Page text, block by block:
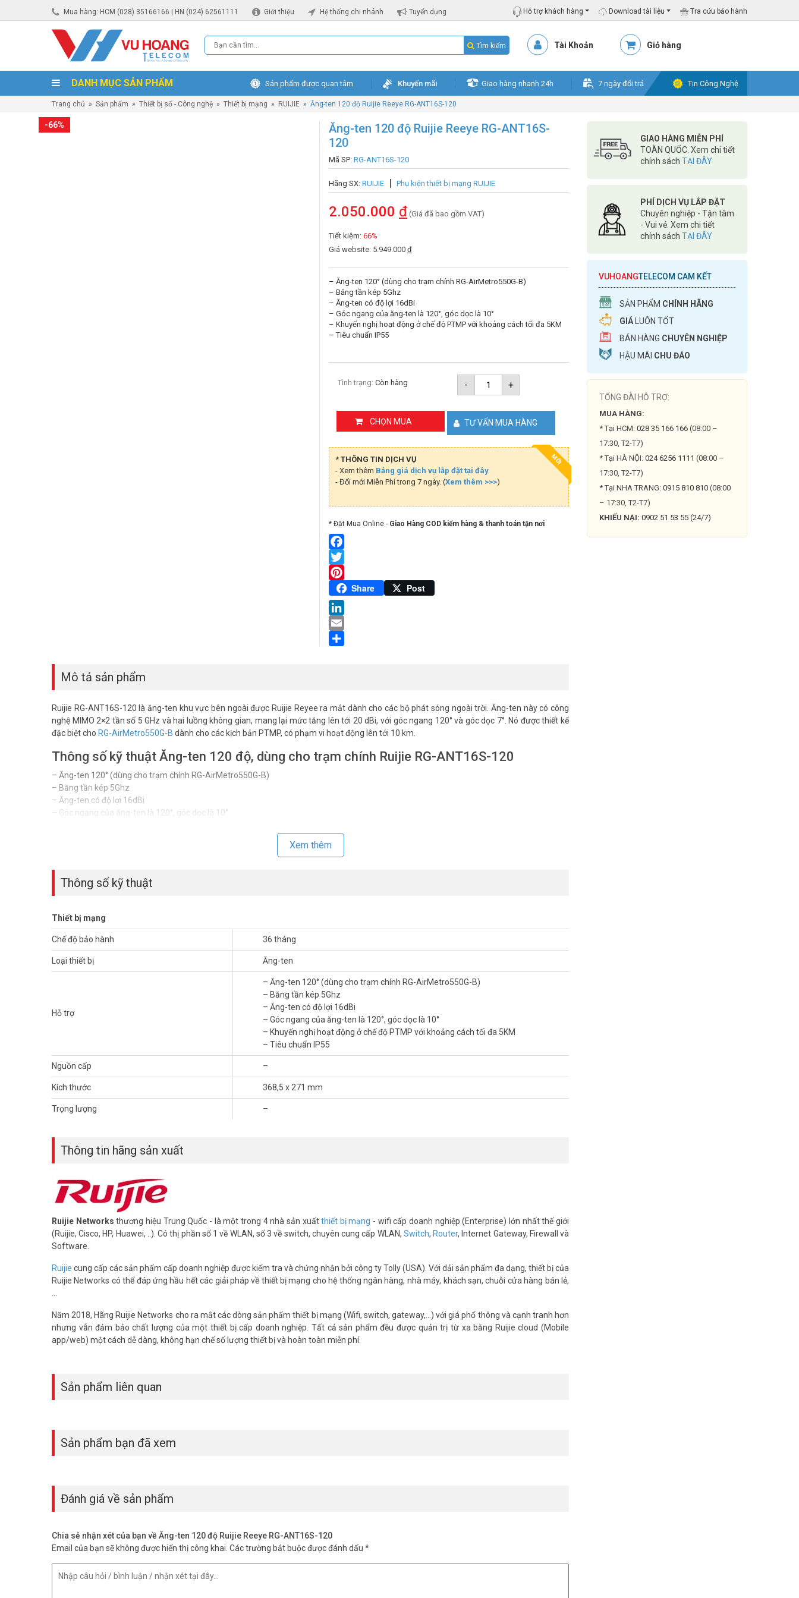
Mua hàng: HCM (028) 35166166 | HN (024) 62561111 Giới thiệu Hệ thống chi nhánh Tuyển dụng Hỗ trợ khách hàng Download tài liệu Tra cứu bảo hành
Tìm kiếm Tài Khoản Giỏ hàng
DANH MỤC SẢN PHẨM Sản phẩm được quan tâm Khuyến mãi Giao hàng nhanh 24h 7 ngày đổi trả Tin Công Nghệ
Trang chủ » Sản phẩm » Thiết bị số - Công nghệ » Thiết bị mạng » RUIJIE » Ăng-ten 120 độ Ruijie Reeye RG-ANT16S-120
-66%
Ăng-ten 120 độ Ruijie Reeye RG-ANT16S-
120
Mã SP: RG-ANT16S-120
Hãng SX: RUIJIE Phụ kiện thiết bị mạng RUIJIE
2.050.000 đ (Giá đã bao gồm VAT)
Tiết kiệm: 66%
Giá website: 5.949.000 đ
– Ăng-ten 120° (dùng cho trạm chính RG-AirMetro550G-B)
– Băng tần kép 5Ghz
– Ăng-ten có độ lợi 16dBi
– Góc ngang của ăng-ten là 120°, góc dọc là 10°
– Khuyến nghị hoạt động ở chế độ PTMP với khoảng cách tối đa 5KM
– Tiêu chuẩn IP55
-
Ăng-
ten
120
Ruijie
Reeye
RG-
ANT16S-
lượng
+
Tình trạng: Còn hàng
CHỌN MUA TƯ VẤN MUA HÀNG
MỚI
* THÔNG TIN DỊCH VỤ
- Xem thêm Bảng giá dịch vụ lắp đặt tại đây
- Đổi mới Miễn Phí trong 7 ngày. (Xem thêm >>>)
* Đặt Mua Online - Giao Hàng COD kiểm hàng & thanh toán tận nơi
Facebook
Twitter
Pinterest
Share Post
LinkedIn
Email
Mô tả sản phẩm
Ruijie RG-ANT16S-120 là ăng-ten khu vực bên ngoài được Ruijie Reyee ra mắt dành cho các bộ phát sóng ngoài trời. Ăng-ten này có công
nghệ MIMO 2×2 tần số 5 GHz và hai luồng không gian, mang lại mức tăng lên tới 20 dBi, với góc ngang 120° và góc dọc 7°. Nó được thiết kế
đặc biệt cho RG-AirMetro550G-B dành cho các kịch bản PTMP, có phạm vi hoạt động lên tới 10 km.
Thông số kỹ thuật Ăng-ten 120 độ, dùng cho trạm chính Ruijie RG-ANT16S-120
– Ăng-ten 120° (dùng cho trạm chính RG-AirMetro550G-B)
– Băng tần kép 5Ghz
– Ăng-ten có độ lợi 16dBi
– Góc ngang của ăng-ten là 120°, góc dọc là 10°
– Bảo hành: 3 năm.
Đặt mua Online ngay sản phẩm Ruijie RG-ANT20S-90, xin vui lòng liên hệ HOTLINE
Xem thêm
Thông số kỹ thuật
Thiết bị mạng
Chế độ bảo hành 36 tháng
Loại thiết bị Ăng-ten
Hỗ trợ
– Ăng-ten 120° (dùng cho trạm chính RG-AirMetro550G-B)
– Băng tần kép 5Ghz
– Ăng-ten có độ lợi 16dBi
– Góc ngang của ăng-ten là 120°, góc dọc là 10°
– Khuyến nghị hoạt động ở chế độ PTMP với khoảng cách tối đa 5KM
– Tiêu chuẩn IP55
Nguồn cấp –
Kích thước 368,5 x 271 mm
Trọng lượng –
Thông tin hãng sản xuất
Ruijie Networks thương hiệu Trung Quốc - là một trong 4 nhà sản xuấtthiết bị mạng - wifi cấp doanh nghiệp (Enterprise) lớn nhất thế giới
(Ruijie, Cisco, HP, Huawei, ..). Có thị phần số 1 về WLAN, số 3 về switch, chuyên cung cấp WLAN, Switch,Router, Internet Gateway, Firewall và
Software.
Ruijie cung cấp các sản phẩm cấp doanh nghiệp được kiểm tra và chứng nhận bởi công ty Tolly (USA). Với dải sản phẩm đa dạng, thiết bị của
Ruijie Networks có thể đáp ứng hầu hết các giải pháp về thiết bị mạng cho hệ thống ngân hàng, nhà máy, khách sạn, chuỗi cửa hàng bán lẻ,
Năm 2018, Hãng Ruijie Networks cho ra mắt các dòng sản phẩm thiết bị mạng (Wifi, switch, gateway,...) với giá phổ thông và cạnh tranh hơn
nhưng vẫn đảm bảo chất lượng của một thiết bị cấp doanh nghiệp. Tất cả sản phẩm đều được quản trị từ xa bằng Ruijie cloud (Mobile
app/web) một cách dễ dàng, không hạn chế số lượng thiết bị và hoàn toàn miễn phí.
Sản phẩm liên quan
Sản phẩm bạn đã xem
Đánh giá về sản phẩm
Chia sẻ nhận xét của bạn về Ăng-ten 120 độ Ruijie Reeye RG-ANT16S-120
Email của bạn sẽ không được hiển thị công khai. Các trường bắt buộc được đánh dấu *
GIAO HÀNG MIỄN PHÍ
TOÀN QUỐC. Xem chi tiết
chính sách TẠI ĐÂY
PHÍ DỊCH VỤ LẮP ĐẶT
Chuyên nghiệp - Tận tâm
- Vui vẻ. Xem chi tiết
chính sách TẠI ĐÂY
VUHOANGTELECOM CAM KẾT
SẢN PHẨM CHÍNH HÃNG
GIÁ LUÔN TỐT
BÁN HÀNG CHUYÊN NGHIỆP
HẬU MÃI CHU ĐÁO
TỔNG ĐÀI HỖ TRỢ:
MUA HÀNG:
* Tại HCM: 028 35 166 166 (08:00 –
17:30, T2-T7)
* Tại HÀ NỘI: 024 6256 1111 (08:00 –
17:30, T2-T7)
* Tại NHA TRANG: 0915 810 810 (08:00
– 17:30, T2-T7)
KHIẾU NẠI: 0902 51 53 55 (24/7)